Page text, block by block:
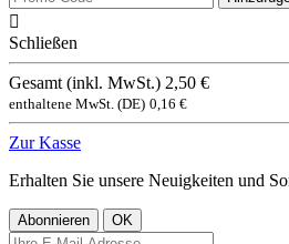

Schließen
Gesamt (inkl. MwSt.) 2,50 €
enthaltene MwSt. (DE) 0,16 €
Zur Kasse
Erhalten Sie unsere Neuigkeiten und